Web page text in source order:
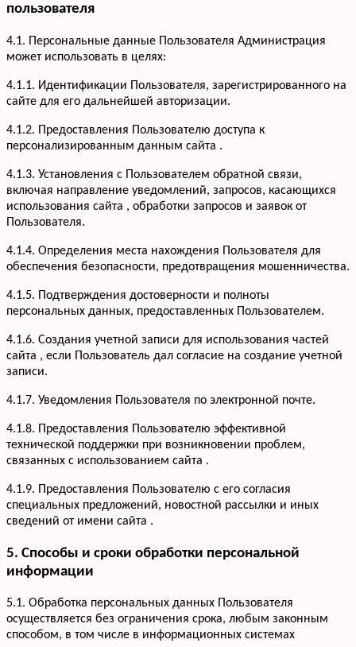
Услуги
Кухни
Шкафы-купе
Гардеробные
Детская мебель
О компании
Вакансии
Отзывы
Информация
+7 952 932-59-58
пользователя
4.1. Персональные данные Пользователя Администрация
может использовать в целях:
4.1.1. Идентификации Пользователя, зарегистрированного на
сайте для его дальнейшей авторизации.
4.1.2. Предоставления Пользователю доступа к
персонализированным данным сайта .
4.1.3. Установления с Пользователем обратной связи,
включая направление уведомлений, запросов, касающихся
использования сайта , обработки запросов и заявок от
Пользователя.
4.1.4. Определения места нахождения Пользователя для
обеспечения безопасности, предотвращения мошенничества.
4.1.5. Подтверждения достоверности и полноты
персональных данных, предоставленных Пользователем.
4.1.6. Создания учетной записи для использования частей
сайта , если Пользователь дал согласие на создание учетной
записи.
4.1.7. Уведомления Пользователя по электронной почте.
4.1.8. Предоставления Пользователю эффективной
технической поддержки при возникновении проблем,
связанных с использованием сайта .
4.1.9. Предоставления Пользователю с его согласия
специальных предложений, новостной рассылки и иных
сведений от имени сайта .
5. Способы и сроки обработки персональной
информации
5.1. Обработка персональных данных Пользователя
осуществляется без ограничения срока, любым законным
способом, в том числе в информационных системах